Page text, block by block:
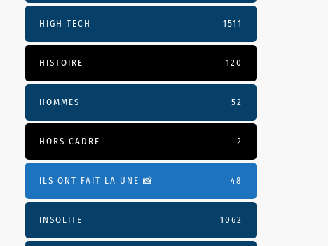
HIGH TECH 1511
HISTOIRE 120
HOMMES 52
HORS CADRE 2
ILS ONT FAIT LA UNE 📸 48
INSOLITE 1062